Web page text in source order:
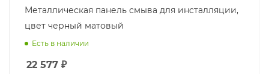
Металлическая панель смыва для инсталляции,
цвет черный матовый
Есть в наличии
22 577 ₽